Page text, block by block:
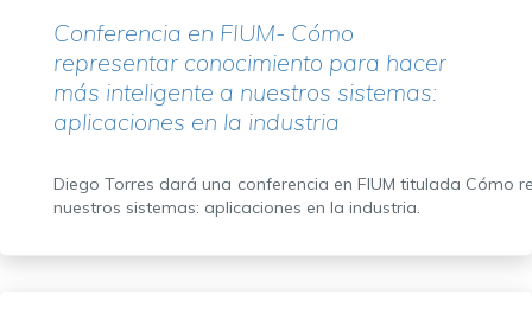
Conferencia en FIUM- Cómo
representar conocimiento para hacer
más inteligente a nuestros sistemas:
aplicaciones en la industria
Diego Torres dará una conferencia en FIUM titulada Cómo
nuestros sistemas: aplicaciones en la industria.